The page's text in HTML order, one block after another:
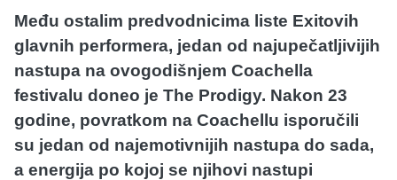
Među ostalim predvodnicima liste Exitovih
glavnih performera, jedan od najupečatljivijih
nastupa na ovogodišnjem Coachella
festivalu doneo je The Prodigy. Nakon 23
godine, povratkom na Coachellu isporučili
su jedan od najemotivnijih nastupa do sada,
a energija po kojoj se njihovi nastupi